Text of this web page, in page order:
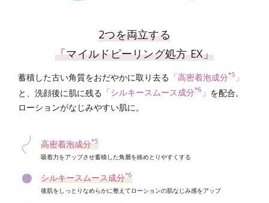
2つを両立する
「マイルドピーリング処方 EX」
蓄積した古い角質をおだやかに取り去る 「高密着泡成分*5 」
と、洗顔後に肌に残る 「シルキースムース成分*6 」 を配合。
ローションがなじみやすい肌に。
高密着泡成分*5
吸着力をアップさせ蓄積した角層を絡めとりやすくする
シルキースムース成分*6
後肌をしっとりなめらかに整えてローションの肌なじみ感をアップ